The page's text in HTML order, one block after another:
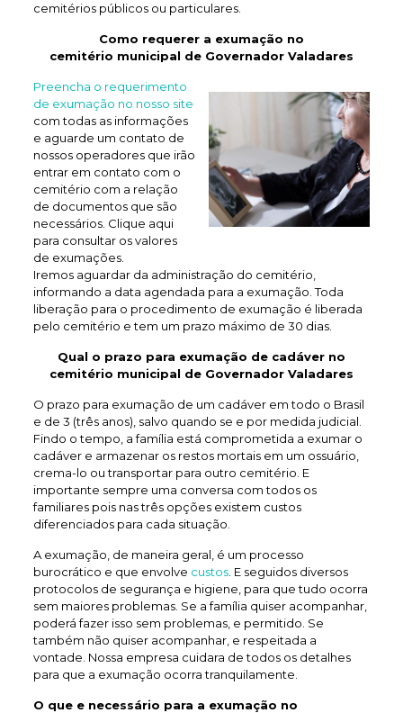
cemitérios públicos ou particulares.
Como requerer a exumação no
cemitério municipal de Governador Valadares
Preencha o requerimento
de exumação no nosso site
com todas as informações
e aguarde um contato de
nossos operadores que irão
entrar em contato com o
cemitério com a relação
de documentos que são
necessários. Clique aqui
para consultar os valores
de exumações.
Iremos aguardar da administração do cemitério,
informando a data agendada para a exumação. Toda
liberação para o procedimento de exumação é liberada
pelo cemitério e tem um prazo máximo de 30 dias.
Qual o prazo para exumação de cadáver no
cemitério municipal de Governador Valadares
O prazo para exumação de um cadáver em todo o Brasil
e de 3 (três anos), salvo quando se e por medida judicial.
Findo o tempo, a família está comprometida a exumar o
cadáver e armazenar os restos mortais em um ossuário,
crema-lo ou transportar para outro cemitério. E
importante sempre uma conversa com todos os
familiares pois nas três opções existem custos
diferenciados para cada situação.
A exumação, de maneira geral, é um processo
burocrático e que envolve custos. E seguidos diversos
protocolos de segurança e higiene, para que tudo ocorra
sem maiores problemas. Se a família quiser acompanhar,
poderá fazer isso sem problemas, e permitido. Se
também não quiser acompanhar, e respeitada a
vontade. Nossa empresa cuidara de todos os detalhes
para que a exumação ocorra tranquilamente.
O que e necessário para a exumação no